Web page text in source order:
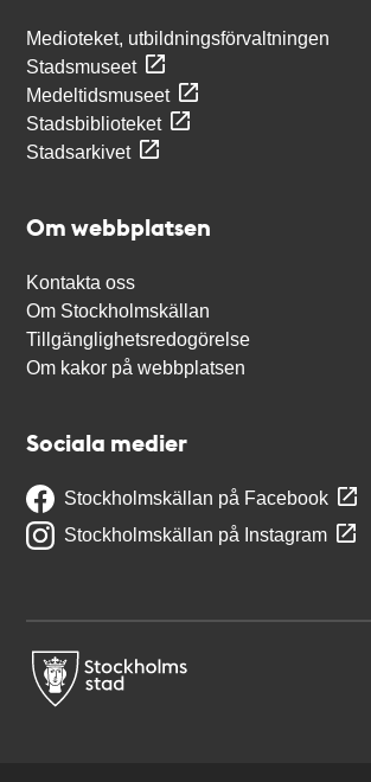
Medioteket, utbildningsförvaltningen
Stadsmuseet
Medeltidsmuseet
Stadsbiblioteket
Stadsarkivet
Om webbplatsen
Kontakta oss
Om Stockholmskällan
Tillgänglighetsredogörelse
Om kakor på webbplatsen
Sociala medier
Stockholmskällan på Facebook
Stockholmskällan på Instagram